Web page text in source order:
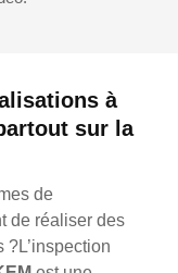
à
sur la
de
de réaliser des